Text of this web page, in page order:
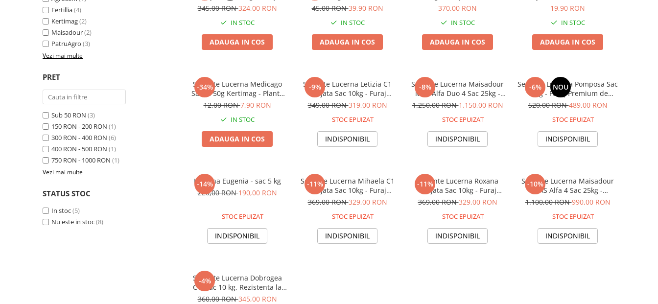
Seminte conopida
Seminte de Gulii
Seminte de Leustean
Seminte de Patrunjel
Seminte dovleac decorativ
Seminte dovlecel / dovleac
Seminte fasole
Seminte mazare
Seminte morcovi
Seminte pastarnac
Seminte plante aromatice
Seminte ridichi
Seminte rosii
Seminte salata
Seminte telina
Fertillia(4)
Kertimag(2)
Maisadour(2)
PatruAgro (3)
Vezi mai multe
PRET
Sub 50 RON (3)
150 RON - 200 RON (1)
300 RON - 400 RON (6)
400 RON - 500 RON (1)
750 RON - 1000 RON (1)
Vezi mai multe
STATUS STOC
In stoc(5)
Nu este in stoc(8)
Premium de Inalta
345,00 RON324,00 RON
IN STOC
ADAUGA IN COS
Rezistent la Seceta, 4Agro
45,00 RON39,90 RON
IN STOC
ADAUGA IN COS
Genetica Italiana de Inalta
370,00 RON
IN STOC
ADAUGA IN COS
Italiana pentru Suprafete Mici
19,90 RON
IN STOC
ADAUGA IN COS
-34%
Seminte Lucerna Medicago
Sativa 50g Kertimag - Planta
Furajera de Inalta Calitate
12,00 RON7,90 RON
IN STOC
ADAUGA IN COS
-9%
Seminte Lucerna Letizia C1
Drajata Sac 10kg - Furaj
Premium din Genetica Italiana
349,00 RON319,00 RON
STOC EPUIZAT
INDISPONIBIL
-8%
Seminte Lucerna Maisadour
MAS Alfa Duo 4 Sac 25kg -
Inoculata cu Rhizobium si
1.250,00 RON1.150,00 RON
STOC EPUIZAT
INDISPONIBIL
-6% NOU
Seminte Lucerna Pomposa Sac
10kg - Furaj Premium de
Inalta Productivitate si
520,00 RON489,00 RON
STOC EPUIZAT
INDISPONIBIL
-14%
Lucerna Eugenia - sac 5 kg
220,00 RON190,00 RON
STOC EPUIZAT
INDISPONIBIL
-11%
Seminte Lucerna Mihaela C1
Drajata Sac 10kg - Furaj
Autohton de Inalta Calitate si
369,00 RON329,00 RON
STOC EPUIZAT
INDISPONIBIL
-11%
Seminte Lucerna Roxana
Drajata Sac 10kg - Furaj
Premium cu Inalta Rezistenta
369,00 RON329,00 RON
STOC EPUIZAT
INDISPONIBIL
-10%
Seminte Lucerna Maisadour
MAS Alfa 4 Sac 25kg -
Genetica Premium de Inalta
1.100,00 RON990,00 RON
STOC EPUIZAT
INDISPONIBIL
-4%
Seminte Lucerna Dobrogea
C1, Sac 10 kg, Rezistenta la
Seceta si Ger
360,00 RON345,00 RON